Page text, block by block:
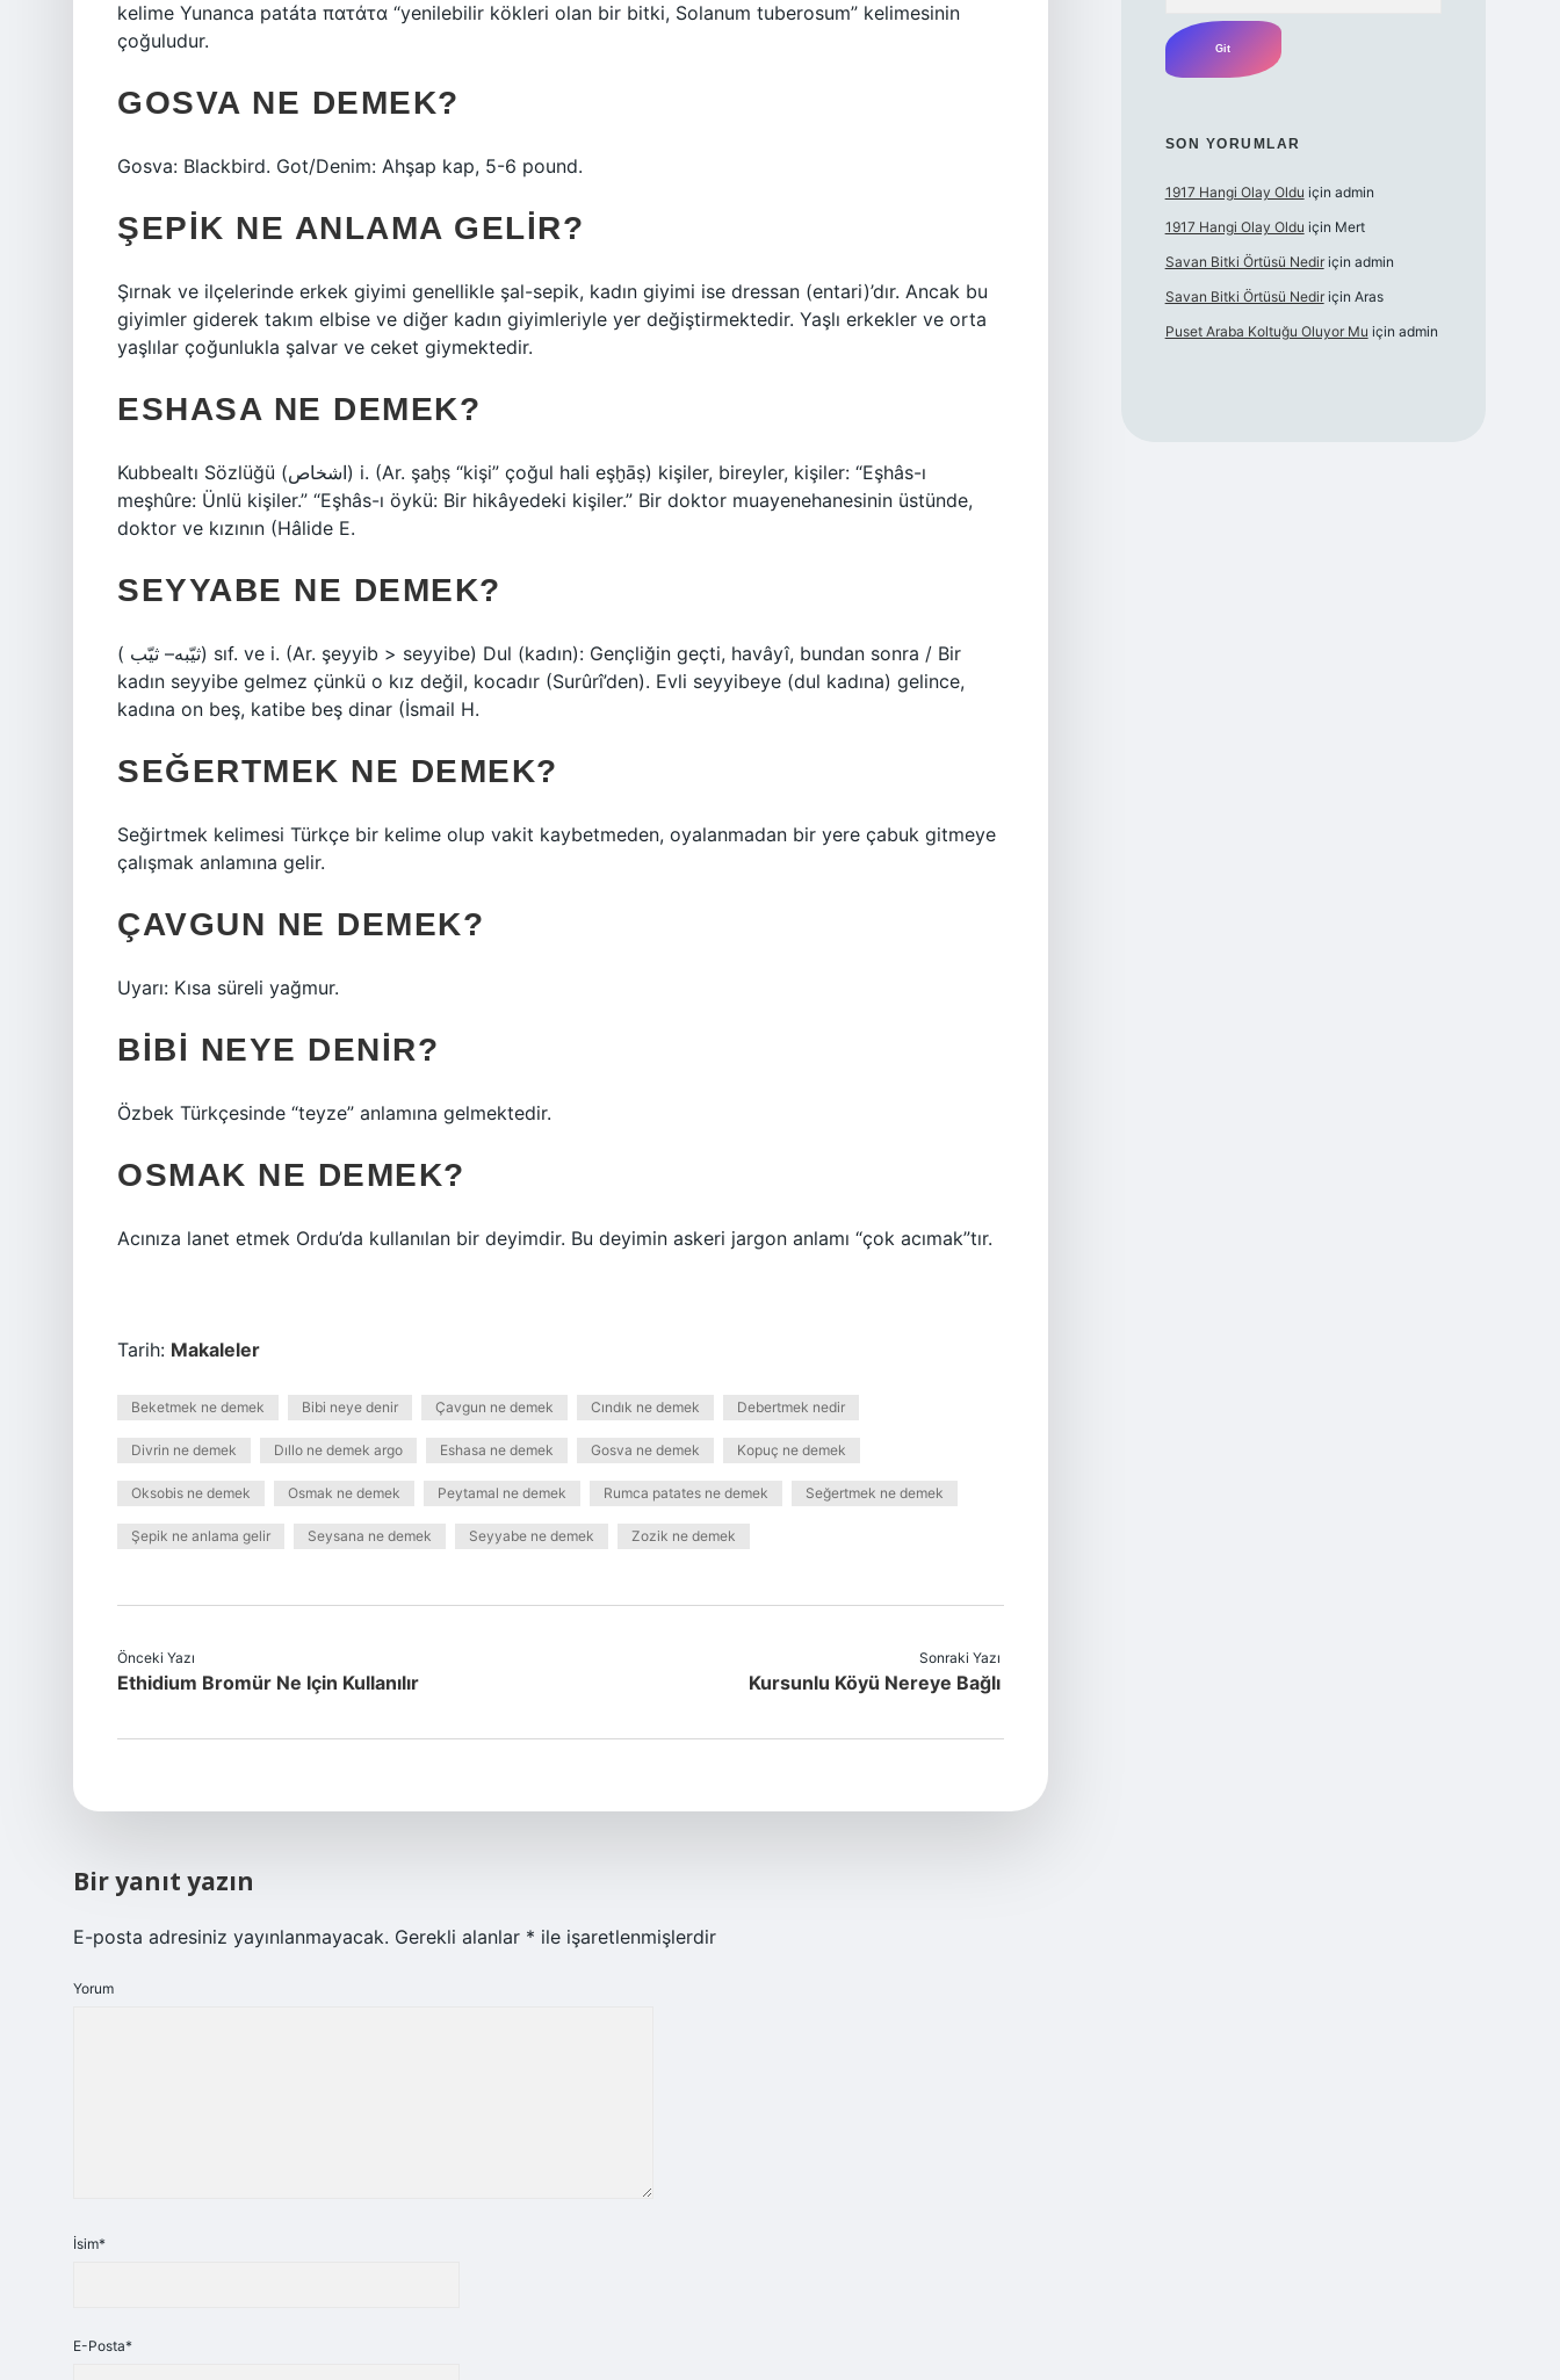
kelime Yunanca patáta πατάτα “yenilebilir kökleri olan bir bitki, Solanum tuberosum” kelimesinin
çoğuludur.
GOSVA NE DEMEK?
Gosva: Blackbird. Got/Denim: Ahşap kap, 5-6 pound.
ŞEPIK NE ANLAMA GELIR?
Şırnak ve ilçelerinde erkek giyimi genellikle şal-sepik, kadın giyimi ise dressan (entari)’dır. Ancak bu
giyimler giderek takım elbise ve diğer kadın giyimleriyle yer değiştirmektedir. Yaşlı erkekler ve orta
yaşlılar çoğunlukla şalvar ve ceket giymektedir.
ESHASA NE DEMEK?
Kubbealtı Sözlüğü (ﺍﺷﺨﺎﺹ) i. (Ar. şaḫṣ “kişi” çoğul hali eşḫāṣ) kişiler, bireyler, kişiler: “Eşhâs-ı
meşhûre: Ünlü kişiler.” “Eşhâs-ı öykü: Bir hikâyedeki kişiler.” Bir doktor muayenehanesinin üstünde,
doktor ve kızının (Hâlide E.
SEYYABE NE DEMEK?
( ﺛﻴّﺒﻪ– ﺛﻴّﺐ) sıf. ve i. (Ar. şeyyib > ѕeyyibe) Dul (kadın): Gençliğin geçti, havâyî, bundan sonra / Bir
kadın seyyibe gelmez çünkü o kız değil, kocadır (Surûrî’den). Evli seyyibeye (dul kadına) gelince,
kadına on beş, katibe beş dinar (İsmail H.
SEĞERTMEK NE DEMEK?
Seğirtmek kelimesi Türkçe bir kelime olup vakit kaybetmeden, oyalanmadan bir yere çabuk gitmeye
çalışmak anlamına gelir.
ÇAVGUN NE DEMEK?
Uyarı: Kısa süreli yağmur.
BIBI NEYE DENIR?
Özbek Türkçesinde “teyze” anlamına gelmektedir.
OSMAK NE DEMEK?
Acınıza lanet etmek Ordu’da kullanılan bir deyimdir. Bu deyimin askeri jargon anlamı “çok acımak”tır.
Tarih: Makaleler
Beketmek ne demek Bibi neye denir Çavgun ne demek Cındık ne demek Debertmek nedir
Divrin ne demek Dıllo ne demek argo Eshasa ne demek Gosva ne demek Kopuç ne demek
Oksobis ne demek Osmak ne demek Peytamal ne demek Rumca patates ne demek Seğertmek ne demek
Şepik ne anlama gelir Seysana ne demek Seyyabe ne demek Zozik ne demek
Önceki Yazı
Ethidium Bromür Ne Için Kullanılır
Sonraki Yazı
Kursunlu Köyü Nereye Bağlı
Bir yanıt yazın
E-posta adresiniz yayınlanmayacak. Gerekli alanlar * ile işaretlenmişlerdir
Yorum
İsim*
E-Posta*
SON YORUMLAR
1917 Hangi Olay Oldu için admin
1917 Hangi Olay Oldu için Mert
Savan Bitki Örtüsü Nediriçin admin
Savan Bitki Örtüsü Nediriçin Aras
Puset Araba Koltuğu Oluyor Mu için admin